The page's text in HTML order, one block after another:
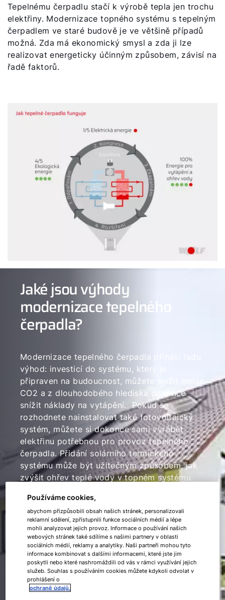
Tepelnému čerpadlu stačí k výrobě tepla jen trochu
elektřiny. Modernizace topného systému s tepelným
čerpadlem ve staré budově je ve většině případů
možná. Zda má ekonomický smysl a zda ji lze
realizovat energeticky účinným způsobem, závisí na
řadě faktorů.
Jaké jsou výhody
modernizace tepelného
čerpadla?
Modernizace tepelného čerpadla přináší řadu
výhod: investicí do systému, který je
připraven na budoucnost, můžete snížit emise
CO2 a z dlouhodobého hlediska dokonce
snížit náklady na vytápění. Pokud se
rozhodnete nainstalovat také fotovoltaický
systém, můžete si dokonce sami vyrábět
elektřinu potřebnou pro provoz tepelného
čerpadla. Přidání solárního termického
systému může být užitečným způsobem, jak
zvýšit ohřev teplé vody v topném systému.
dotace, které vám umožní výrazně snížit
poměrně vysoké pořizovací náklady. Tyto
dotace jsou k dispozici jak pro novostavby,
tak pro projekty modernizace stávajících
budov.
Přehled nejdůležitějších výhod
modernizace tepelného
Používáme cookies,
abychom přizpůsobili obsah našich stránek, personalizovali
reklamní sdělení, zpřístupnili funkce sociálních médií a lépe
mohli analyzovat jejich provoz. Informace o používání našich
webových stránek také sdílíme s našimi partnery v oblasti
sociálních médií, reklamy a analytiky. Naši partneři mohou tyto
informace kombinovat s dalšími informacemi, které jste jim
poskytli nebo které nashromáždili od vás v rámci využívání jejich
služeb. Souhlas s používáním cookies můžete kdykoli odvolat v
prohlášení o
ochraně údajů.